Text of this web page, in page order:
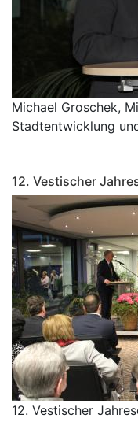
Michael Groschek,
Stadtentwicklung
12. Vestischer
12. Vestischer